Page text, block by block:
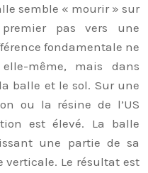
semble « mourir » sur
pas vers une
fondamentale ne
même, mais dans
balle et le sol. Sur une
ou la résine de l’US
est élevé. La balle
une partie de sa
verticale. Le résultat est